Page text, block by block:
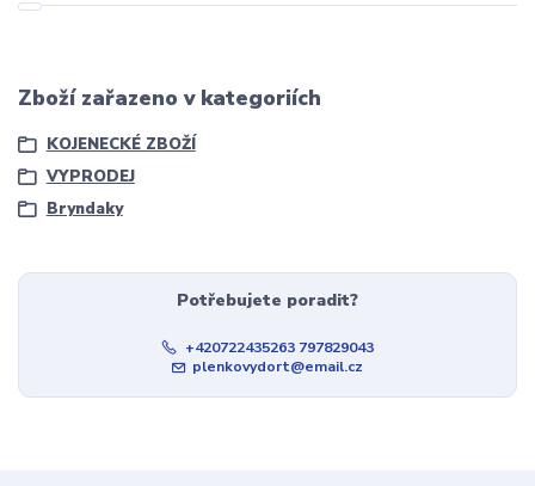
Zboží zařazeno v kategoriích
KOJENECKÉ ZBOŽÍ
VYPRODEJ
Bryndaky
Potřebujete poradit?
+420722435263 797829043
plenkovydort@email.cz